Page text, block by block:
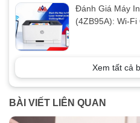
Đánh Giá Máy
(4ZB95A): Wi-
Xem tất cả
BÀI VIẾT LIÊN QUAN